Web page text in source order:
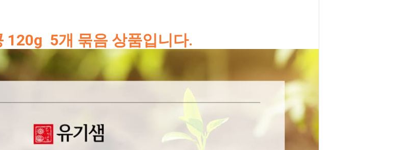
5개 묶음 상품입니다.